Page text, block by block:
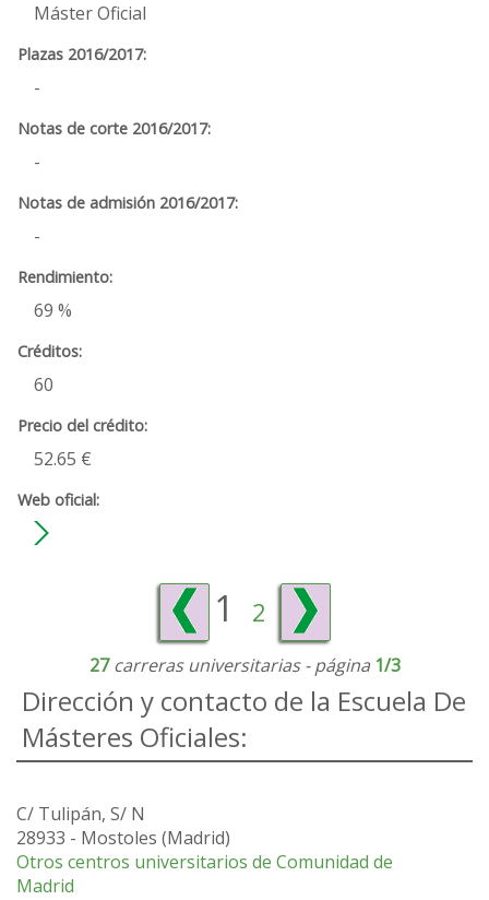
Máster Oficial
-
-
-
69 %
60
52.65 €
1 2
27carreras universitarias - página 1/3
Dirección y contacto de la Escuela De
Másteres Oficiales:
C/ Tulipán, S/ N
28933 - Mostoles (Madrid)
Otros centros universitarios de Comunidad de
Madrid